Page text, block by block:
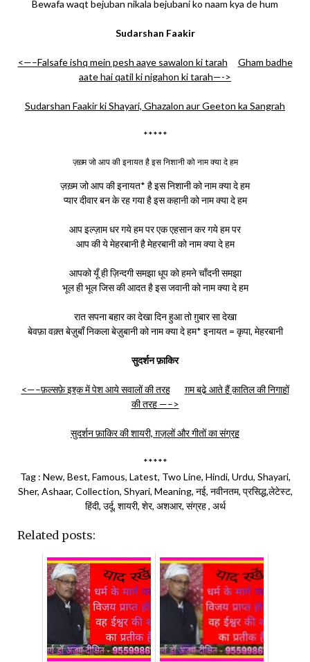
Bewafa waqt bejuban nikala bejubani ko naam kya de hum
Sudarshan Faakir
<—–Falsafe ishq mein pesh aaye sawalon ki tarah
Gham badhe
aate hai qatil ki nigahon ki tarah—->
Sudarshan Faakir ki Shayari, Ghazalon aur Geeton ka Sangrah
*****
ज़ख़्म जो आप की इनायत है इस निशानी को नाम क्या दे हम
ज़ख़्म जो आप की इनायत* है इस निशानी को नाम क्या दे हम
प्यार दीवार बन के रह गया है इस कहानी को नाम क्या दे हम
आप इल्ज़ाम धर गये हम पर एक एहसान कर गये हम पर
आप की ये मेहरबानी है मेहरबानी को नाम क्या दे हम
आपको यूँ ही ज़िन्दगी समझा धूप को हमने चाँदनी समझा
भूल ही भूल जिस की आदत है इस जवानी को नाम क्या दे हम
रात सपना बहार का देखा दिन हुआ तो ग़ुबार सा देखा
बेवफ़ा वक़्त बेज़ुबाँ निकला बेज़ुबानी को नाम क्या दे हम* इनायत = कृपा, मेहरबानी
सुदर्शन फ़ाकिर
<—–फ़ल्सफ़े इश्क़ में पेश आये सवालों की तरह
ग़म बढे़ आते हैं क़ातिल की निगाहों
की तरह —–>
सुदर्शन फ़ाकिर की शायरी, ग़ज़लों और गीतों का संग्रह
*****
Tag : New, Best, Famous, Latest, Two Line, Hindi, Urdu, Shayari,
Sher, Ashaar, Collection, Shyari, Meaning, नई, नवीनतम, प्रसिद्ध,लेटेस्ट,
हिंदी, उर्दू, शायरी, शेर, अशआर, संग्रह , अर्थ
Related posts: